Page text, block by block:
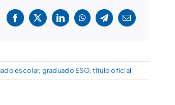
escolar, graduado ESO,título oficial